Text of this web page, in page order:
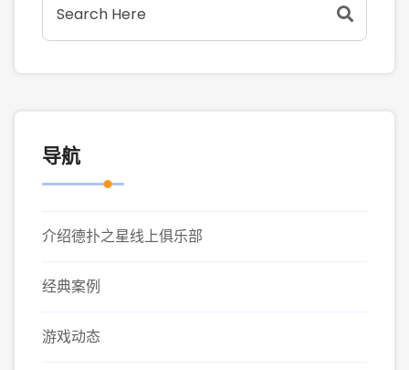
导航
介绍德扑之星线上俱乐部
经典案例
游戏动态